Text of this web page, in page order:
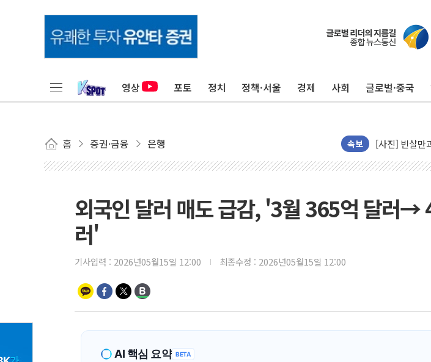
영상 포토 정치 정책·서울 경제 사회 글로벌·중국
홈 증권·금융 은행 속보
[종합] 美 7월
[사진] 이슬람
보훈부, 미
트럼프 "금리
트럼프, 中
[사진] 빈살만
외국인 달러 매도 급감, '3월 365억 달러→
러'
기사입력 : 2026년05월15일 12:00 최종수정 : 2026년05월15일 12:00
AI 핵심 요약 BETA